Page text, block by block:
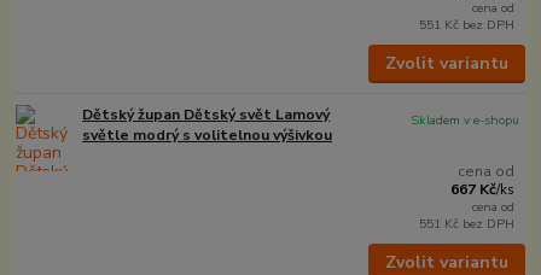
cena od
551 Kč bez DPH
Zvolit variantu
Dětský župan Dětský svět Lamový
světle modrý s volitelnou výšivkou
cena od
667 Kč/ks
cena od
551 Kč bez DPH
Skladem v e-shopu
Zvolit variantu